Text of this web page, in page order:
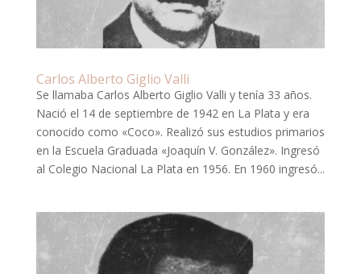
Carlos Alberto Giglio Valli
Se llamaba Carlos Alberto Giglio Valli y tenía 33 años.
Nació el 14 de septiembre de 1942 en La Plata y era
conocido como «Coco». Realizó sus estudios primarios
en la Escuela Graduada «Joaquín V. González». Ingresó
al Colegio Nacional La Plata en 1956. En 1960 ingresó...